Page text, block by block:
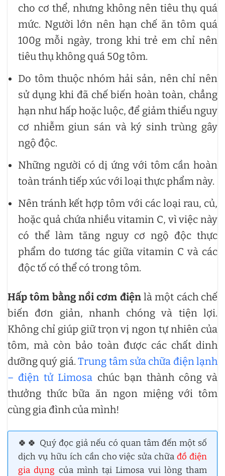
cho cơ thể, nhưng không nên tiêu thụ quá
mức. Người lớn nên hạn chế ăn tôm quá
100g mỗi ngày, trong khi trẻ em chỉ nên
tiêu thụ không quá 50g tôm.
Do tôm thuộc nhóm hải sản, nên chỉ nên
sử dụng khi đã chế biến hoàn toàn, chẳng
hạn như hấp hoặc luộc, để giảm thiểu nguy
cơ nhiễm giun sán và ký sinh trùng gây
ngộ độc.
Những người có dị ứng với tôm cần hoàn
toàn tránh tiếp xúc với loại thực phẩm này.
Nên tránh kết hợp tôm với các loại rau, củ,
hoặc quả chứa nhiều vitamin C, vì việc này
có thể làm tăng nguy cơ ngộ độc thực
phẩm do tương tác giữa vitamin C và các
độc tố có thể có trong tôm.
Hấp tôm bằng nồi cơm điệnlà một cách chế
biến đơn giản, nhanh chóng và tiện lợi.
Không chỉ giúp giữ trọn vị ngon tự nhiên của
tôm, mà còn bảo toàn được các chất dinh
dưỡng quý giá.Trung tâm sửa chữa điện lạnh
– điện tử Limosa chúc bạn thành công và
thưởng thức bữa ăn ngon miệng với tôm
cùng gia đình của mình!
🍀🍀 Quý đọc giả nếu có quan tâm đến một số
dịch vụ hữu ích cần cho việc sửa chữađồ điện
gia dụng của mình tại Limosa vui lòng tham